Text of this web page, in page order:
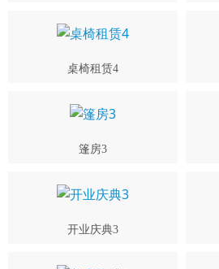
桌椅租赁4
篷房3
开业庆典3